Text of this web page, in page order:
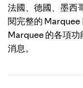
法國、德國、墨西
閱完整的
Marquee 的各項
消息。